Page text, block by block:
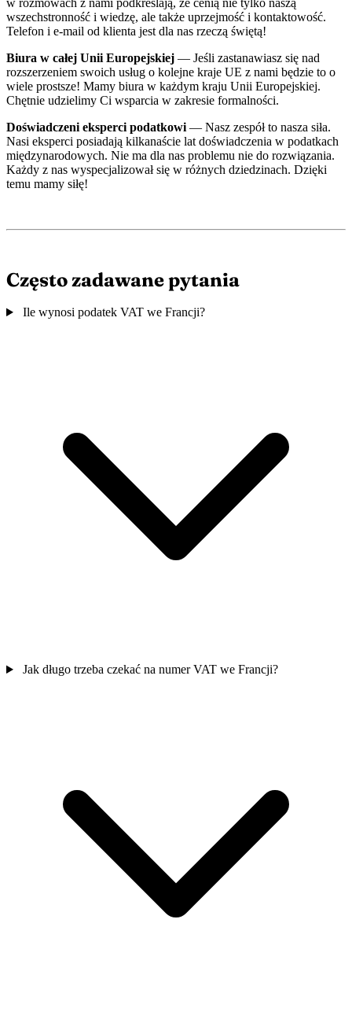
w rozmowach z nami podkreślają, że cenią nie tylko naszą
wszechstronność i wiedzę, ale także uprzejmość i kontaktowość.
Telefon i e-mail od klienta jest dla nas rzeczą świętą!
Biura w całej Unii Europejskiej — Jeśli zastanawiasz się nad
rozszerzeniem swoich usług o kolejne kraje UE z nami będzie to o
wiele prostsze! Mamy biura w każdym kraju Unii Europejskiej.
Chętnie udzielimy Ci wsparcia w zakresie formalności.
Doświadczeni eksperci podatkowi — Nasz zespół to nasza siła.
Nasi eksperci posiadają kilkanaście lat doświadczenia w podatkach
międzynarodowych. Nie ma dla nas problemu nie do rozwiązania.
Każdy z nas wyspecjalizował się w różnych dziedzinach. Dzięki
temu mamy siłę!
Często zadawane pytania
Ile wynosi podatek VAT we Francji?
Jak długo trzeba czekać na numer VAT we Francji?